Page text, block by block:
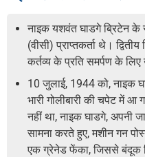
नाइक यशवंत घाडगे ब्रिटेन के
(वीसी) प्राप्तकर्ता थे।
कर्तव्य के प्रति समर्पण के लिए
10 जुलाई, 1944 को, नाइक
भारी गोलीबारी की चपेट में आ
नहीं था, नाइक घाडगे, अपनी
सामना करते हुए, मशीन गन
एक ग्रेनेड फेंका, जिससे बंदूक